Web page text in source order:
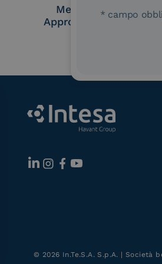
Membro Adobe
Approved Trust List
* campo
© 2026 In.Te.S.A. S.p.A. | Società